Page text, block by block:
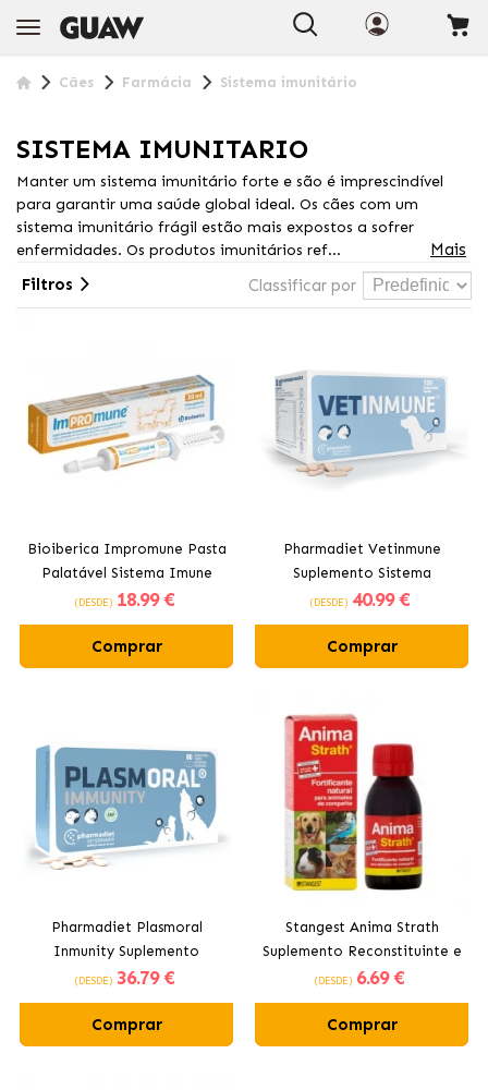
Cães Farmácia Sistema imunitário
SISTEMA IMUNITARIO
Manter um sistema imunitário forte e são é imprescindível
para garantir uma saúde global ideal. Os cães com um
sistema imunitário frágil estão mais expostos a sofrer
enfermidades. Os produtos imunitários ref...
Mais
Classificar por
Filtros
Bioiberica Impromune Pasta
Palatável Sistema Imune
para Cães e Gatos
(DESDE) 18.99 €
Comprar
Pharmadiet Vetinmune
Suplemento Sistema
Imunológico para Cães e
(DESDE) 40.99 €
Comprar
Pharmadiet Plasmoral
Inmunity Suplemento
Alimentar para Cães e Gatos
(DESDE) 36.79 €
Comprar
Stangest Anima Strath
Suplemento Reconstituinte e
Fortificante Natural para
(DESDE) 6.69 €
Comprar